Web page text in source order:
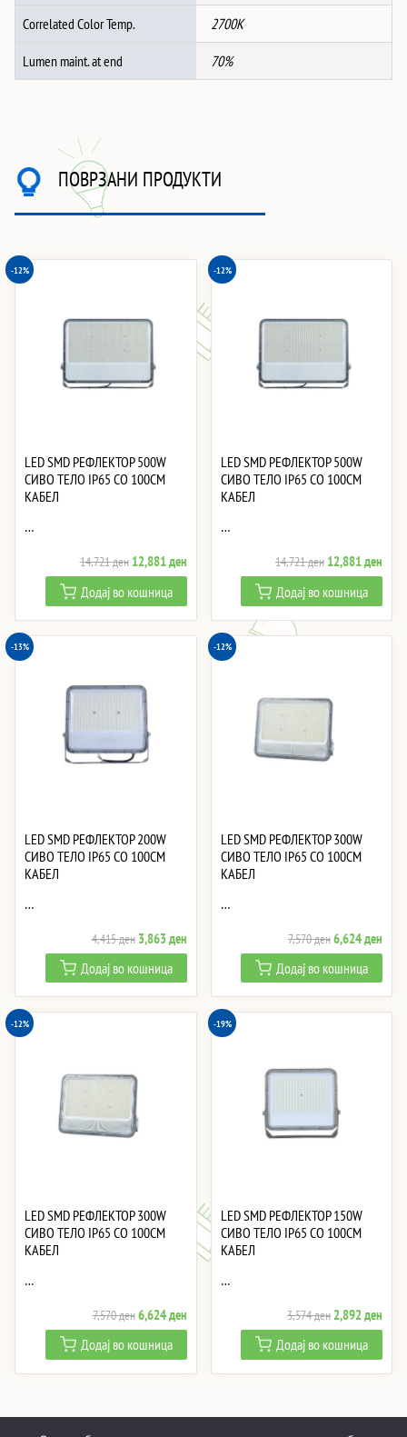
Correlated Color Temp. 2700K
Lumen maint. at end 70%
ПОВРЗАНИ ПРОДУКТИ
-12%
LED SMD РЕФЛЕКТОР 500W
СИВО ТЕЛО IP65 СО 100CM
КАБЕЛ
…
14,721ден Original
price
was:
14,721 ден.
12,881денCurrent
price
is:
12,881 ден.
Додај во кошница
-12%
LED SMD РЕФЛЕКТОР 500W
СИВО ТЕЛО IP65 СО 100CM
КАБЕЛ
…
14,721ден Original
price
was:
14,721 ден.
12,881ден
price
is:
Додај во кошница
-13%
LED SMD РЕФЛЕКТОР 200W
СИВО ТЕЛО IP65 СО 100CM
КАБЕЛ
…
4,415ден Original
price
was:
4,415 ден.
3,863денCurrent
price
is:
3,863 ден.
Додај во кошница
-12%
LED SMD РЕФЛЕКТОР 300W
СИВО ТЕЛО IP65 СО 100CM
КАБЕЛ
…
7,570денOriginal
price
was:
7,570 ден.
6,624ден
price
is:
Додај во кошница
-12%
LED SMD РЕФЛЕКТОР 300W
СИВО ТЕЛО IP65 СО 100CM
КАБЕЛ
…
7,570денOriginal
price
was:
7,570 ден.
6,624денCurrent
price
is:
6,624 ден.
Додај во кошница
-19%
LED SMD РЕФЛЕКТОР 150W
СИВО ТЕЛО IP65 СО 100CM
КАБЕЛ
…
3,574ден Original
price
was:
3,574 ден.
2,892ден
price
is:
Додај во кошница